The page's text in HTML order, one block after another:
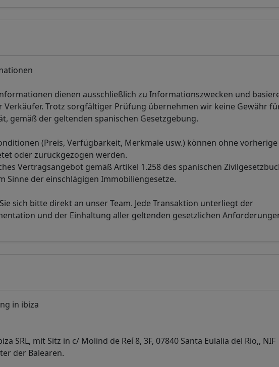
dienen ausschließlich zu Informationszwecken und
Trotz sorgfältiger Prüfung übernehmen wir keine Gewähr
gemäß der geltenden spanischen Gesetzgebung.
(Preis, Verfügbarkeit, Merkmale usw.) können ohne vorherige
oder zurückgezogen werden.
Vertragsangebot gemäß Artikel 1.258 des spanischen
Sinne der einschlägigen Immobiliengesetze.
sich bitte direkt an unser Team. Jede Transaktion unterliegt der
und der Einhaltung aller geltenden gesetzlichen
in ibiza
SRL, mit Sitz in c/ Molind de Reí 8, 3F, 07840 Santa Eulalia del Rio,, NIF
der Balearen.